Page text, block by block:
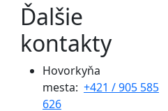
Ďalšie
kontakty
Hovorkyňa
mesta: +421 / 905 585
626